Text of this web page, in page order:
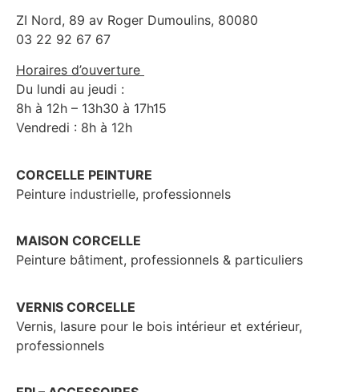
ZI Nord, 89 av Roger Dumoulins, 80080
03 22 92 67 67
Horaires d’ouverture
Du lundi au jeudi :
8h à 12h – 13h30 à 17h15
Vendredi : 8h à 12h
CORCELLE PEINTURE
Peinture industrielle, professionnels
MAISON CORCELLE
Peinture bâtiment, professionnels & particuliers
VERNIS CORCELLE
Vernis, lasure pour le bois intérieur et extérieur,
professionnels